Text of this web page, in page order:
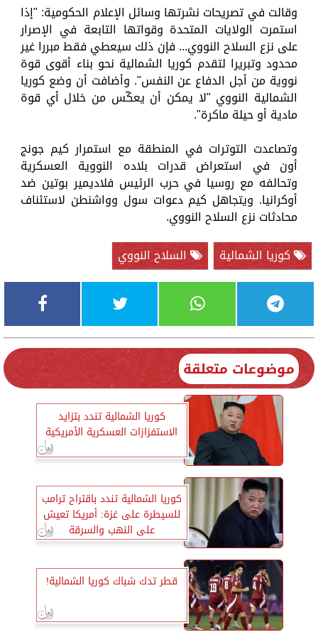
وقالت في تصريحات نشرتها وسائل الإعلام الحكومية: "إذا
استمرت الولايات المتحدة وقواتها التابعة في الإصرار
على نزع السلاح النووي... فإن ذلك سيعطي فقط مبررا غير
محدود وتبريرا لتقدم كوريا الشمالية نحو بناء أقوى قوة
نووية من أجل الدفاع عن النفس". وأضافت أن وضع كوريا
الشمالية النووي "لا يمكن أن يعكّس من خلال أي قوة
مادية أو حيلة ماكرة".
وتصاعدت التوترات في المنطقة مع استمرار كيم جونج
أون في استعراض قدرات بلاده النووية العسكرية
وتحالفه مع روسيا في حرب الرئيس فلاديمير بوتين ضد
أوكرانيا. ويتجاهل كيم دعوات سول وواشنطن لاستئناف
محادثات نزع السلاح النووي.
كوريا الشمالية
السلاح النووي
موضوعات متعلقة
كوريا الشمالية تندد بتزايد
الاستفزازات العسكرية الأمريكية
كوريا الشمالية تندد باقتراح ترامب
للسيطرة على غزة: أمريكا تعيش
على النهب والسرقة
قطر تدك شباك كوريا الشمالية!